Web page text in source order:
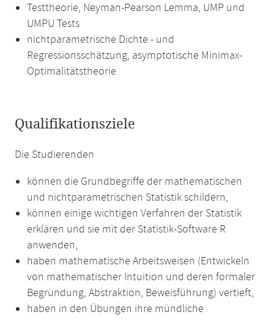
Testtheorie, Neyman-Pearson Lemma, UMP und
UMPU Tests
nichtparametrische Dichte - und
Regressionsschätzung, asymptotische Minimax-
Optimalitätstheorie
Qualifikationsziele
Die Studierenden
können die Grundbegriffe der mathematischen
und nichtparametrischen Statistik schildern,
können einige wichtigen Verfahren der Statistik
erklären und sie mit der Statistik-Software R
anwenden,
haben mathematische Arbeitsweisen (Entwickeln
von mathematischer Intuition und deren formaler
Begründung, Abstraktion, Beweisführung) vertieft,
haben in den Übungen ihre mündliche